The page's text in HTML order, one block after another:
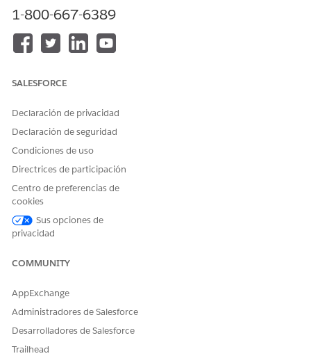
Crear flotas en Automotive Cloud
Cree un flota para representar un grupo de vehículos que
funcionan conjuntamente o que son propiedad de la
Agregar vehículos a una flota en Automotive Cloud
mediciones clave como la distancia cubierta por un
vehículo y el valor de mercado residual del vehículo.
Agregar participantes a una flota en Automotive Cloud
Relacione personas con una plantilla laboral y realice un
operación de la plantilla laboral. Puede asociar negocios,
Consideraciones sobre la gestión de flotas en Automotive
Revise las consideraciones para la gestión de flotas en
Utilizar flujos preconstruidos para la gestión de flotas
Asocie vehículos o activos a una flota nueva o existente,
desde una página de registro de flota o una vista de lista
de activos o vehículos utilizando un flujo de pantalla
1-800-667-6389
SALESFORCE
Declaración de privacidad
Declaración de seguridad
Condiciones de uso
Directrices de participación
Centro de preferencias de
cookies
Sus opciones de
privacidad
COMMUNITY
AppExchange
Administradores de Salesforce
Desarrolladores de Salesforce
Trailhead